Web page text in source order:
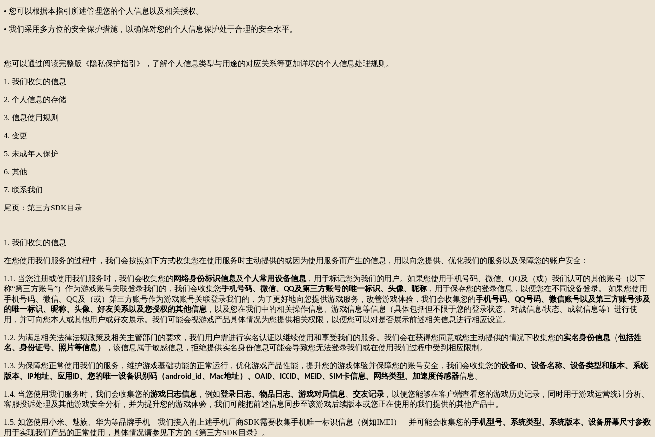
• 您可以根据本指引所述管理您的个人信息以及相关授权。
• 我们采用多方位的安全保护措施，以确保对您的个人信息保护处于合理的安全水平。
您可以通过阅读完整版《隐私保护指引》，了解个人信息类型与用途的对应关系等更加详尽的个人信息处理规则。
1. 我们收集的信息
2. 个人信息的存储
3. 信息使用规则
4. 变更
5. 未成年人保护
6. 其他
7. 联系我们
尾页：第三方SDK目录
1. 我们收集的信息
在您使用我们服务的过程中，我们会按照如下方式收集您在使用服务时主动提供的或因为使用服务而产生的信息，用以向您提供、优化我们的服务以及保障您的账户安全：
1.1. 当您注册或使用我们服务时，我们会收集您的 网络身份标识信息及个人常用设备信息 ，用于标记您为我们的用户。如果您使用手机号码、微信、 QQ及（或）我们认可的其他账号（以下
称“第三方账号”）作为游戏账号关联登录我们的，我们会收集您手机号码、微信、 QQ及第三方账号的唯一标识、头像、昵称，用于保存您的登录信息，以便您在不同设备登录。
如果您使用
手机号码、微信、 QQ及（或）第三方账号作为游戏账号关联登录我们的，为了更好地向您提供游戏服务，改善游戏体验，我们会收集您的手机号码、 QQ号码、微信账号以及第三方账号涉及
的唯一标识、昵称、头像、好友关系以及您授权的其他信息 ，以及您在我们中的相关操作信息、游戏信息等信息（具体包括但不限于您的登录状态、对战信息/状态、成就信息等）进行使
用，并可向您本人或其他用户或好友展示。我们可能会视游戏产品具体情况为您提供相关权限，以便您可以对是否展示前述相关信息进行相应设置。
1.2. 为满足相关法律法规政策及相关主管部门的要求，我们用户需进行实名认证以继续使用和享受我们的服务。我们会在获得您同意或您主动提供的情况下收集您的实名身份信息（包括姓
名、身份证号、照片等信息）
，该信息属于敏感信息，拒绝提供实名身份信息可能会导致您无法登录我们或在使用我们过程中受到相应限制。
1.3. 为保障您正常使用我们的服务，维护游戏基础功能的正常运行，优化游戏产品性能，提升您的游戏体验并保障您的账号安全，我们会收集您的设备 ID、设备名称、设备类型和版本、系统
版本、
IP地址、应用 ID、您的唯一设备识别码（android_id 、 Mac地址）、 OAID、 ICCID、 MEID、 SIM卡信息、网络类型、加速度传感器信息。
1.4. 当您使用我们服务时，我们会收集您的游戏日志信息 ，例如登录日志、物品日志、游戏对局信息、交友记录 ，以便您能够在客户端查看您的游戏历史记录，同时用于游戏运营统计分析、
客服投诉处理及其他游戏安全分析，并为提升您的游戏体验，我们可能把前述信息同步至该游戏后续版本或您正在使用的我们提供的其他产品中。
1.5. 如您使用小米、魅族、华为等品牌手机，我们接入的上述手机厂商SDK需要收集手机唯一标识信息（例如IMEI），并可能会收集您的手机型号、系统类型、系统版本、设备屏幕尺寸参数
用于实现我们产品的正常使用，具体情况请参见下方的《第三方SDK目录》。